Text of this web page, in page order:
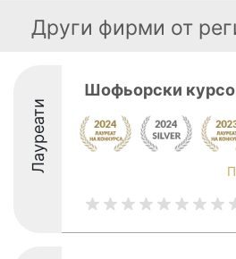
Други фирми от
Лауреати
Шофьорски